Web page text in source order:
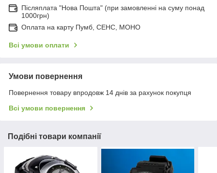
Післяплата "Нова Пошта" (при замовленні на суму понад
1000грн)
Оплата на карту Пумб, СЕНС, МОНО
Всі умови оплати
Умови повернення
Повернення товару впродовж 14 днів за рахунок покупця
Всі умови повернення
Подібні товари компанії